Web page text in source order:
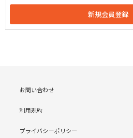
お問い合わせ
利用規約
プライバシーポリシー